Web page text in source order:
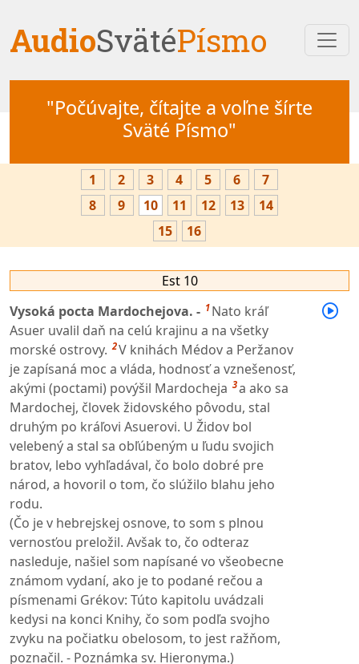
AudioSvätéPísmo
"Počúvajte, čítajte a voľne šírte
Sväté Písmo"
1 2 3 4 5 6
7
8
9 10 11 12 13
14
15
16
Est 10
Vysoká pocta Mardochejova. - 1 Nato kráľ
Asuer uvalil daň na celú krajinu a na všetky
morské ostrovy. 2V knihách Médov a Peržanov
je zapísaná moc a vláda, hodnosť a vznešenosť,
akými (poctami) povýšil Mardocheja 3a ako sa
Mardochej, človek židovského pôvodu, stal
druhým po kráľovi Asuerovi. U Židov bol
velebený a stal sa obľúbeným u ľudu svojich
bratov, lebo vyhľadával, čo bolo dobré pre
národ, a hovoril o tom, čo slúžilo blahu jeho
rodu.
(Čo je v hebrejskej osnove, to som s plnou
vernosťou preložil. Avšak to, čo odteraz
nasleduje, našiel som napísané vo všeobecne
známom vydaní, ako je to podané rečou a
písmenami Grékov: Túto kapitolu uvádzali
kedysi na konci Knihy, čo som podľa svojho
zvyku na počiatku obelosom, to jest ražňom,
poznačil. - Poznámka sv. Hieronyma.)